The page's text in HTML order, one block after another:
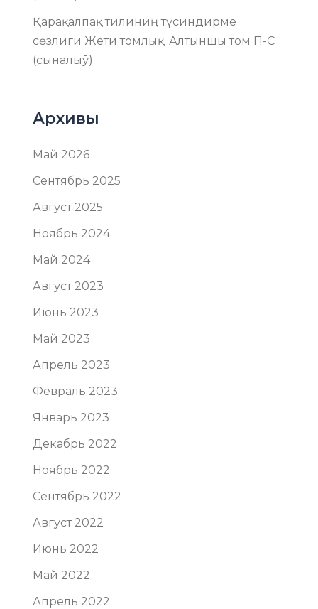
Қарақалпақ тилиниң түсиндирме
сөзлиги Жети томлық. Алтыншы том П-C
(сыналыў)
Архивы
Май 2026
Сентябрь 2025
Август 2025
Ноябрь 2024
Май 2024
Август 2023
Июнь 2023
Май 2023
Апрель 2023
Февраль 2023
Январь 2023
Декабрь 2022
Ноябрь 2022
Сентябрь 2022
Август 2022
Июнь 2022
Май 2022
Апрель 2022